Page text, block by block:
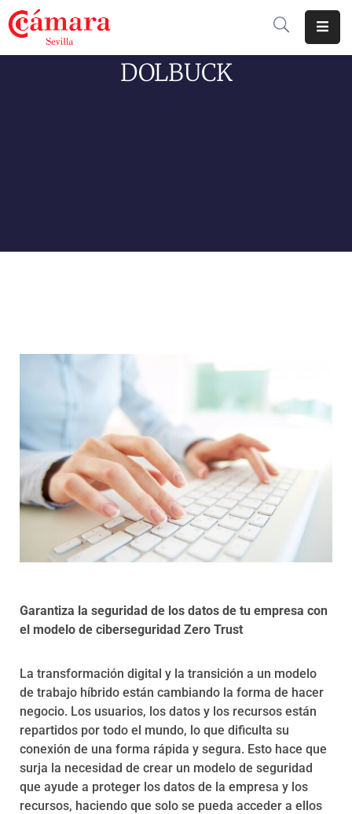
DOLBUCK
Garantiza la seguridad de los datos de tu empresa con
el modelo de ciberseguridad Zero Trust
La transformación digital y la transición a un modelo
de trabajo híbrido están cambiando la forma de hacer
negocio. Los usuarios, los datos y los recursos están
repartidos por todo el mundo, lo que dificulta su
conexión de una forma rápida y segura. Esto hace que
surja la necesidad de crear un modelo de seguridad
que ayude a proteger los datos de la empresa y los
recursos, haciendo que solo se pueda acceder a ellos